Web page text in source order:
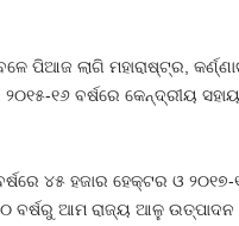
ଲାଗି ମହାରାଷ୍ଟ୍ର,
୧୬ ବର୍ଷରେ କେନ୍ଦ୍ରୀୟ
୪୫ ହଜାର ହେକ୍ଟର ଓ
ଆମ ରାଜ୍ୟ ଆଳୁ ଉତ୍ପାଦନ